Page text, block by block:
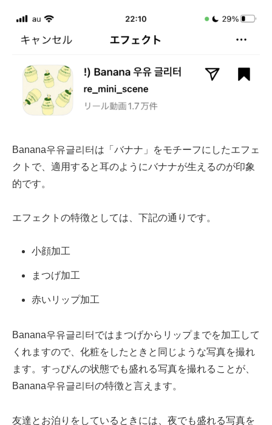
Banana우유글리터は「バナナ」をモチーフにしたエフェ
クトで、適用すると耳のようにバナナが生えるのが印象
的です。
エフェクトの特徴としては、下記の通りです。
小顔加工
まつげ加工
赤いリップ加工
Banana우유글리터ではまつげからリップまでを加工して
くれますので、化粧をしたときと同じような写真を撮れ
ます。すっぴんの状態でも盛れる写真を撮れることが、
Banana우유글리터の特徴と言えます。
友達とお泊りをしているときには、夜でも盛れる写真を